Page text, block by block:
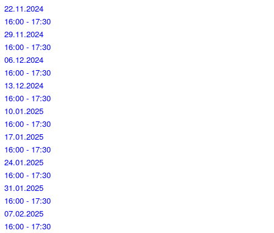
22.11.2024
16:00 - 17:30
29.11.2024
16:00 - 17:30
06.12.2024
16:00 - 17:30
13.12.2024
16:00 - 17:30
10.01.2025
16:00 - 17:30
17.01.2025
16:00 - 17:30
24.01.2025
16:00 - 17:30
31.01.2025
16:00 - 17:30
07.02.2025
16:00 - 17:30